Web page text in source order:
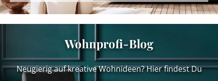
Wohnprofi-Blog
Neugierig auf kreative Wohnideen? Hier findest Du